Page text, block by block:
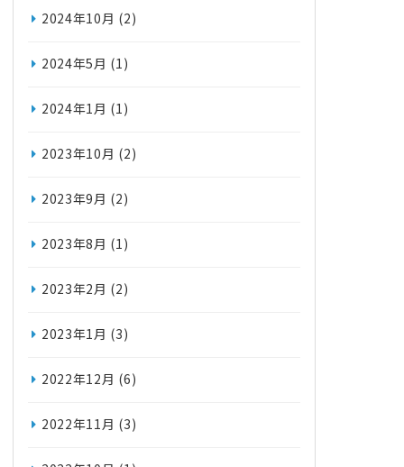
2024年10月 (2)
2024年5月 (1)
2024年1月 (1)
2023年10月 (2)
2023年9月 (2)
2023年8月 (1)
2023年2月 (2)
2023年1月 (3)
2022年12月 (6)
2022年11月 (3)